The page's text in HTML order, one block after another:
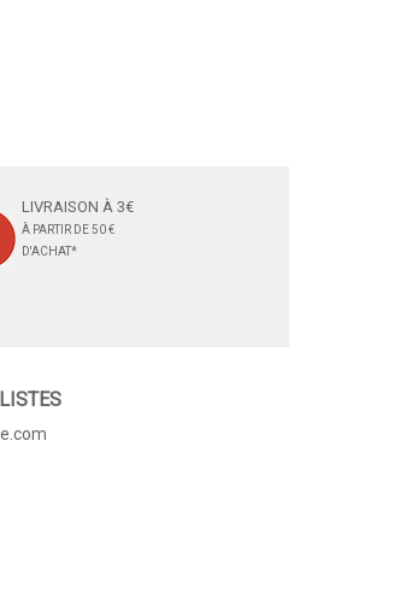
LIVRAISON À 3€
À PARTIR DE 50 €
D'ACHAT*